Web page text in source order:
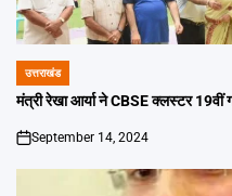
POSTED
IN
उत्तराखंड
मंत्री रेखा आर्या ने CBSE क्लस्टर 19वीं
on
September 14, 2024